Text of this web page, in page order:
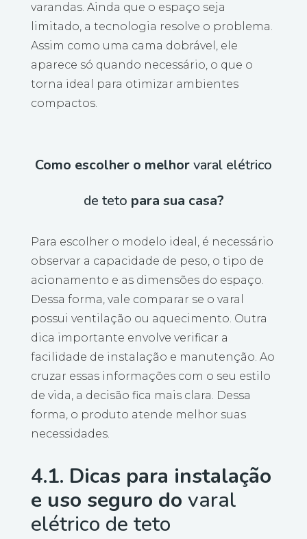
varandas. Ainda que o espaço seja
limitado, a tecnologia resolve o problema.
Assim como uma cama dobrável, ele
aparece só quando necessário, o que o
torna ideal para otimizar ambientes
compactos.
Como escolher o melhorvaral elétrico
de teto para sua casa?
Para escolher o modelo ideal, é necessário
observar a capacidade de peso, o tipo de
acionamento e as dimensões do espaço.
Dessa forma, vale comparar se o varal
possui ventilação ou aquecimento. Outra
dica importante envolve verificar a
facilidade de instalação e manutenção. Ao
cruzar essas informações com o seu estilo
de vida, a decisão fica mais clara. Dessa
forma, o produto atende melhor suas
necessidades.
4.1. Dicas para instalação
e uso seguro do varal
elétrico de teto